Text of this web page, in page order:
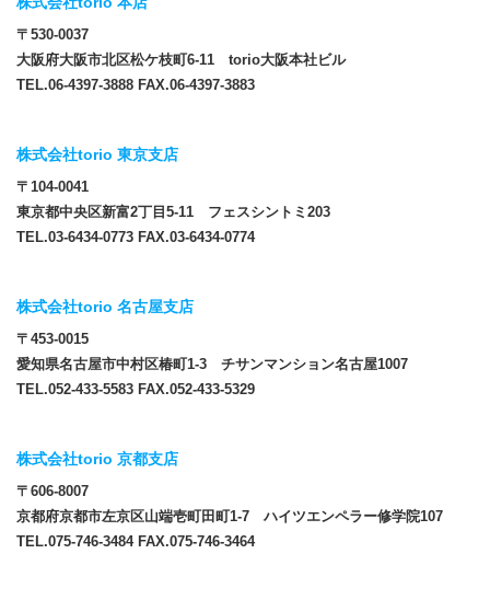
〒530-0037
大阪府大阪市北区松ケ枝町6-11 torio大阪本社ビル
TEL.06-4397-3888 FAX.06-4397-3883
株式会社torio 東京支店
〒104-0041
東京都中央区新富2丁目5-11 フェスシントミ203
TEL.03-6434-0773 FAX.03-6434-0774
株式会社torio 名古屋支店
〒453-0015
愛知県名古屋市中村区椿町1-3 チサンマンション名古屋1007
TEL.052-433-5583 FAX.052-433-5329
株式会社torio 京都支店
〒606-8007
京都府京都市左京区山端壱町田町1-7 ハイツエンペラー修学院107
TEL.075-746-3484 FAX.075-746-3464